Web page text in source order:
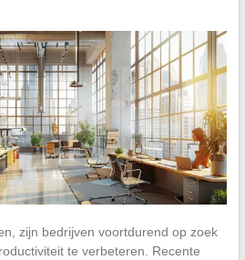
zijn bedrijven voortdurend op zoek
te verbeteren. Recente